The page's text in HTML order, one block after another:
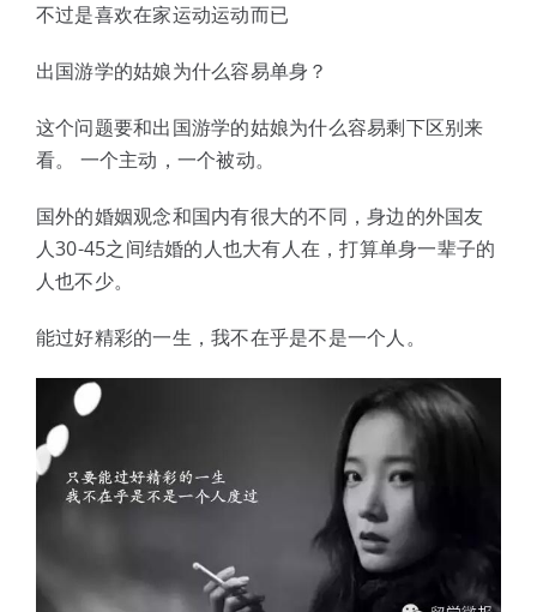
不过是喜欢在家运动运动而已
出国游学的姑娘为什么容易单身？
这个问题要和出国游学的姑娘为什么容易剩下区别来
看。 一个主动，一个被动。
国外的婚姻观念和国内有很大的不同，身边的外国友
人30-45之间结婚的人也大有人在，打算单身一辈子的
人也不少。
能过好精彩的一生，我不在乎是不是一个人。